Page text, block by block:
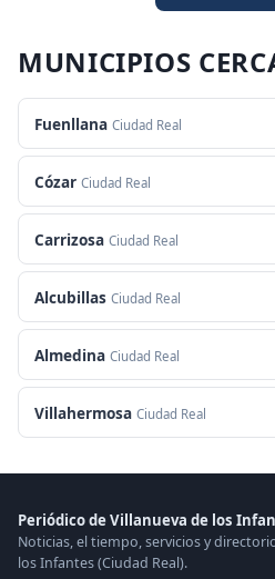
MUNICIPIOS
Fuenllana Ciudad Real
Cózar Ciudad Real
Carrizosa Ciudad Real
Alcubillas Ciudad Real
Almedina Ciudad Real
Villahermosa Ciudad Real
Periódico de Villanueva de los
Noticias, el tiempo, servicios y
los Infantes (Ciudad Real).